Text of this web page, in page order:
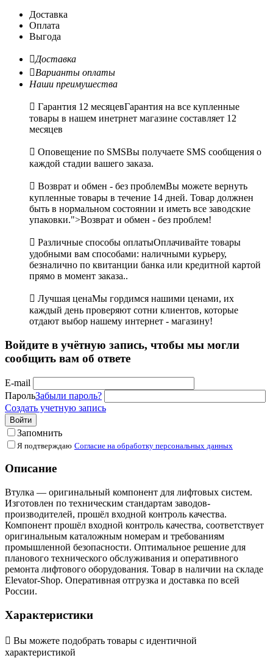
Доставка
Оплата
Выгода
Доставка
Варианты оплаты
Наши преимушества
 Гарантия 12 месяцевГарантия на все купленные
товары в нашем инетрнет магазине составляет 12
месяцев
 Оповещение по SMSВы получаете SMS сообщения о
каждой стадии вашего заказа.
 Возврат и обмен - без проблемВы можете вернуть
купленные товары в течение 14 дней. Товар должнен
быть в нормальном состоянии и иметь все заводские
упаковки.">Возврат и обмен - без проблем!
 Различные способы оплатыОплачивайте товары
удобными вам способами: наличными курьеру,
безналично по квитанции банка или кредитной картой
прямо в момент заказа..
 Лучшая ценаМы гордимся нашими ценами, их
каждый день проверяют сотни клиентов, которые
отдают выбор нашему интернет - магазину!
Войдите в учётную запись, чтобы мы могли
сообщить вам об ответе
E-mail
ПарольЗабыли пароль?
Создать учетную запись
Войти
Запомнить
Я подтверждаю Согласие на обработку персональных данных
Описание
Втулка — оригинальный компонент для лифтовых систем.
Изготовлен по техническим стандартам заводов-
производителей, прошёл входной контроль качества.
Компонент прошёл входной контроль качества, соответствует
оригинальным каталожным номерам и требованиям
промышленной безопасности. Оптимальное решение для
планового технического обслуживания и оперативного
ремонта лифтового оборудования. Товар в наличии на складе
Elevator-Shop. Оперативная отгрузка и доставка по всей
России.
Характеристики
 Вы можете подобрать товары с идентичной
характеристикой